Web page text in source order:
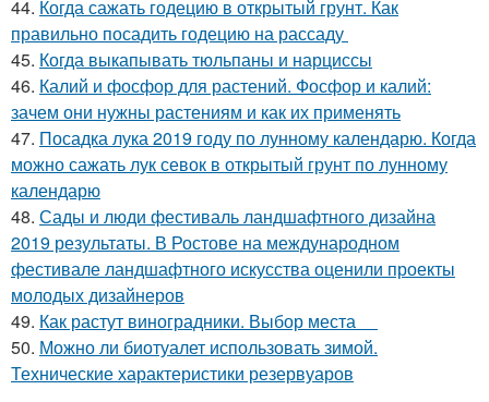
44. Когда сажать годецию в открытый грунт. Как
правильно посадить годецию на рассаду
45. Когда выкапывать тюльпаны и нарциссы
46. Калий и фосфор для растений. Фосфор и калий:
зачем они нужны растениям и как их применять
47. Посадка лука 2019 году по лунному календарю. Когда
можно сажать лук севок в открытый грунт по лунному
календарю
48. Сады и люди фестиваль ландшафтного дизайна
2019 результаты. В Ростове на международном
фестивале ландшафтного искусства оценили проекты
молодых дизайнеров
49. Как растут виноградники. Выбор места
50. Можно ли биотуалет использовать зимой.
Технические характеристики резервуаров